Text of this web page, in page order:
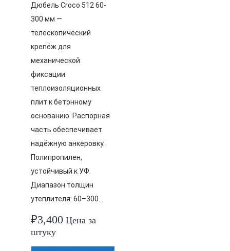
Дюбель Croco 512 60-
300 мм —
телескопический
крепёж для
механической
фиксации
теплоизоляционных
плит к бетонному
основанию. Распорная
часть обеспечивает
надёжную анкеровку.
Полипропилен,
устойчивый к УФ.
Диапазон толщин
утеплителя: 60–300…
₽3,400 Цена за
штуку